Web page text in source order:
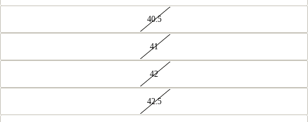
40.5
41
42
42.5